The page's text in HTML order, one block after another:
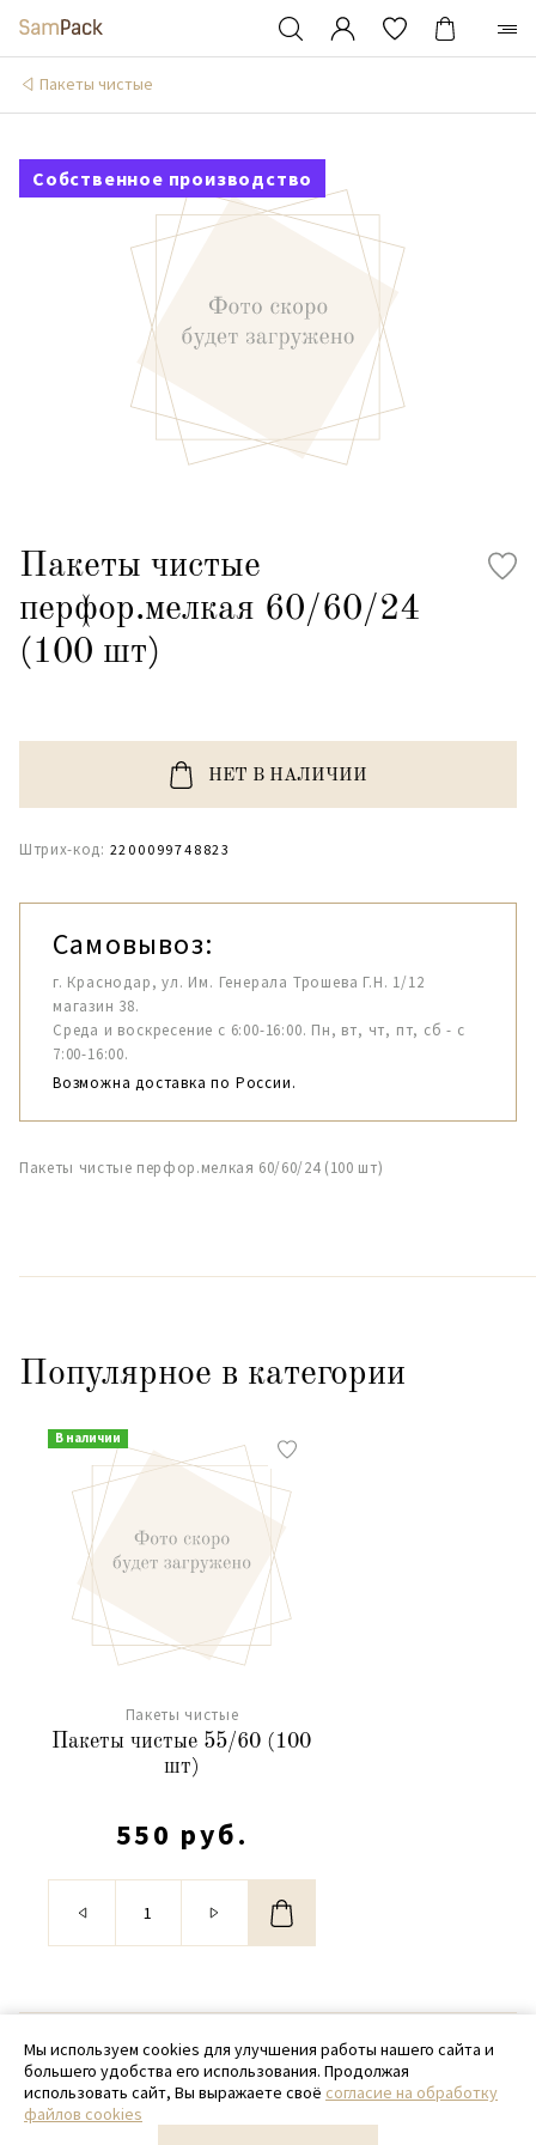
Пакеты чистые
Собственное производство
Пакеты чистые
перфор.мелкая 60/60/24
(100 шт)
НЕТ В НАЛИЧИИ
Штрих-код: 2200099748823
Самовывоз:
г. Краснодар, ул. Им. Генерала Трошева Г.Н. 1/12
магазин 38.
Среда и воскресение с 6:00-16:00. Пн, вт, чт, пт, сб - с
7:00-16:00.
Возможна доставка по России.
Пакеты чистые перфор.мелкая 60/60/24 (100 шт)
Популярное в категории
В наличии
Пакеты чистые
Пакеты чистые 55/60 (100
шт)
550 руб.
© 2020 - 2026 SamPack
+ 7 (918) 699-97-87
zakaz@sampack.store
Мы используем cookies для улучшения работы нашего сайта и
большего удобства его использования. Продолжая
использовать сайт, Вы выражаете своё согласие на обработку
файлов cookies